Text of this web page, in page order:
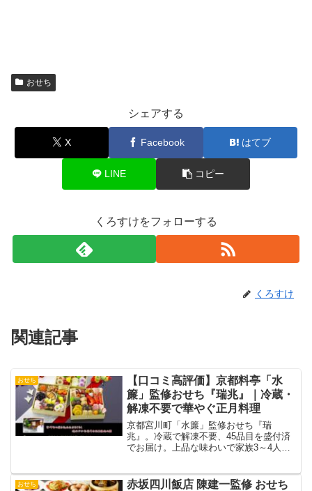
おせち
シェアする
X Facebook はてブ
LINE コピー
くろすけをフォローする
くろすけ
関連記事
おせち
【口コミ高評価】京都料亭「水
簾」監修おせち『瑞兆』｜冷蔵・
解凍不要で華やぐ正月料理
京都宮川町「水簾」監修おせち『瑞
兆』。冷蔵で解凍不要、45品目を盛付済
でお届け。上品な味わいで家族3～4人に
おせち
赤坂四川飯店 陳建一監修 おせち